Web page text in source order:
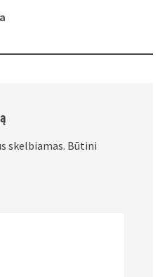
skelbiamas. Būtini